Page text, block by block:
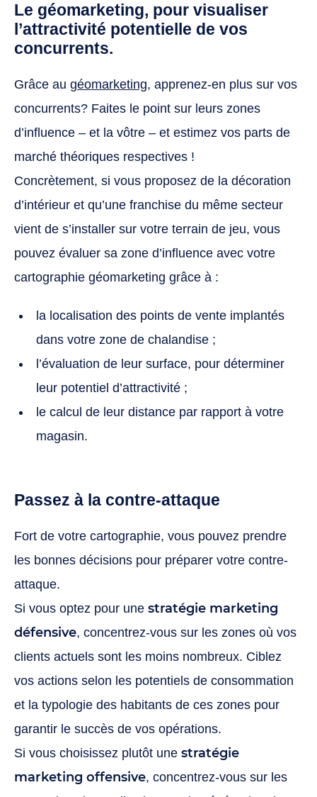
Le géomarketing, pour visualiser
l’attractivité potentielle de vos
concurrents.
Grâce au géomarketing, apprenez-en plus sur vos
concurrents? Faites le point sur leurs zones
d’influence – et la vôtre – et estimez vos parts de
marché théoriques respectives !
Concrètement, si vous proposez de la décoration
d’intérieur et qu’une franchise du même secteur
vient de s’installer sur votre terrain de jeu, vous
pouvez évaluer sa zone d’influence avec votre
cartographie géomarketing grâce à :
la localisation des points de vente implantés
dans votre zone de chalandise ;
l’évaluation de leur surface, pour déterminer
leur potentiel d’attractivité ;
le calcul de leur distance par rapport à votre
magasin.
Passez à la contre-attaque
Fort de votre cartographie, vous pouvez prendre
les bonnes décisions pour préparer votre contre-
attaque.
Si vous optez pour une stratégie marketing
défensive, concentrez-vous sur les zones où vos
clients actuels sont les moins nombreux. Ciblez
vos actions selon les potentiels de consommation
et la typologie des habitants de ces zones pour
garantir le succès de vos opérations.
Si vous choisissez plutôt une stratégie
marketing offensive, concentrez-vous sur les